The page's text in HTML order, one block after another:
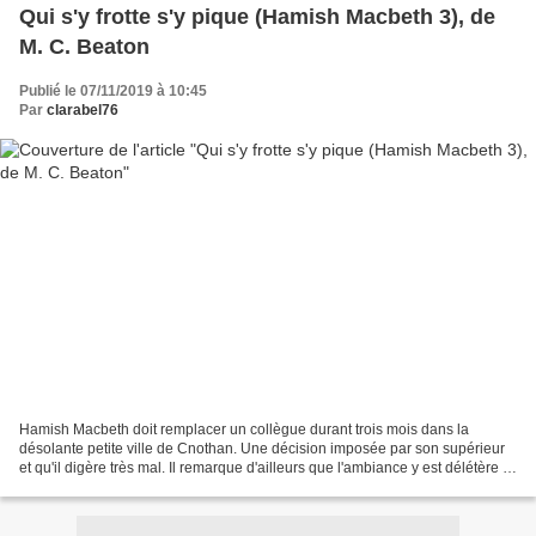
Qui s'y frotte s'y pique (Hamish Macbeth 3), de
M. C. Beaton
Publié le 07/11/2019 à 10:45
Par clarabel76
Hamish Macbeth doit remplacer un collègue durant trois mois dans la
désolante petite ville de Cnothan. Une décision imposée par son supérieur
et qu'il digère très mal. Il remarque d'ailleurs que l'ambiance y est délétère et